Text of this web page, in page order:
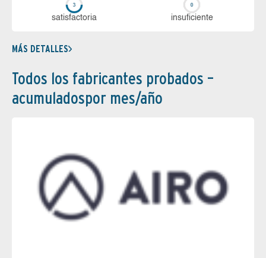
sa­tis­fac­to­ria in­su­fi­cien­te
MÁS DETALLES
Todos los fabricantes probados –
acumuladospor mes/año